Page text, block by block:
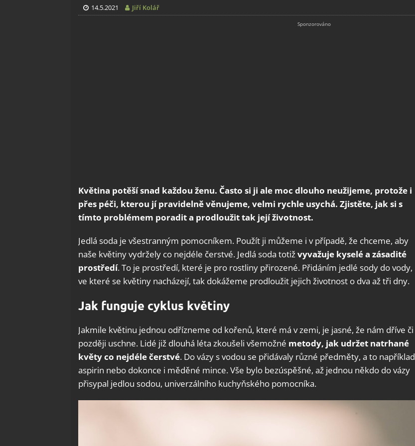
14.5.2021 Jiří Kolář
Květina potěší snad každou ženu. Často si ji ale moc dlouho neužijeme, protože i
přes péči, kterou jí pravidelně věnujeme, velmi rychle usychá. Zjistěte, jak si s
tímto problémem poradit a prodloužit tak její životnost.
Jedlá soda je všestranným pomocníkem. Použít ji můžeme i v případě, že chceme, aby
naše květiny vydržely co nejdéle čerstvé. Jedlá soda totižvyvažuje kyselé a zásadité
prostředí.To je prostředí, které je pro rostliny přirozené. Přidáním jedlé sody do vody,
ve které se květiny nacházejí, tak dokážeme prodloužit jejich životnost o dva až tři dny.
Jak funguje cyklus květiny
Jakmile květinu jednou odřízneme od kořenů, které má v zemi, je jasné, že nám dříve či
později uschne. Lidé již dlouhá léta zkoušeli všemožné metody, jak udržet natrhané
květy co nejdéle čerstvé. Do vázy s vodou se přidávaly různé předměty, a to například
aspirin nebo dokonce i měděné mince. Vše bylo bezúspěšné, až jednou někdo do vázy
přisypal jedlou sodou, univerzálního kuchyňského pomocníka.